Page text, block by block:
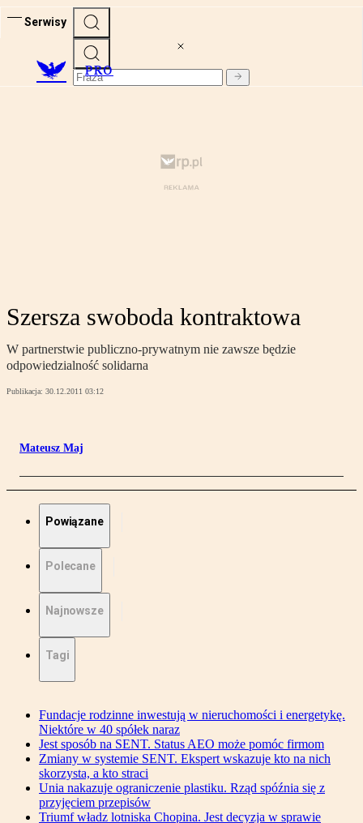
Serwisy
PRO
Szersza swoboda kontraktowa
W partnerstwie publiczno-prywatnym nie zawsze będzie
odpowiedzialność solidarna
Publikacja: 30.12.2011 03:12
Mateusz Maj
Powiązane
Polecane
Najnowsze
Tagi
Fundacje rodzinne inwestują w nieruchomości i energetykę.
Niektóre w 40 spółek naraz
Jest sposób na SENT. Status AEO może pomóc firmom
Zmiany w systemie SENT. Ekspert wskazuje kto na nich
skorzysta, a kto straci
Unia nakazuje ograniczenie plastiku. Rząd spóźnia się z
przyjęciem przepisów
Triumf władz lotniska Chopina. Jest decyzja w sprawie